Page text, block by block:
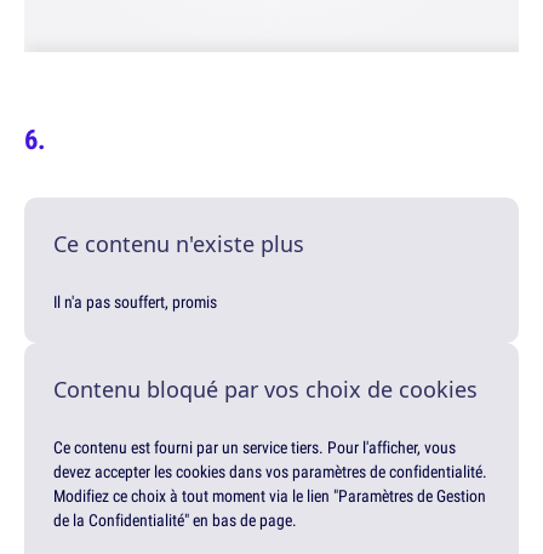
Ce contenu n'existe plus
Il n'a pas souffert, promis
Contenu bloqué par vos choix de cookies
Ce contenu est fourni par un service tiers. Pour l'afficher, vous
devez accepter les cookies dans vos paramètres de confidentialité.
Modifiez ce choix à tout moment via le lien "Paramètres de Gestion
de la Confidentialité" en bas de page.